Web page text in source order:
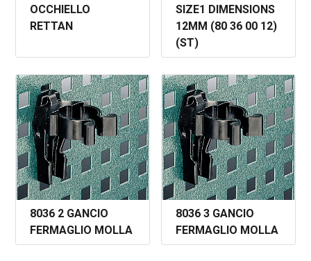
OCCHIELLO
RETTAN
SIZE1 DIMENSIONS
12MM (80 36 00 12)
(ST)
8036 2 GANCIO
FERMAGLIO MOLLA
8036 3 GANCIO
FERMAGLIO MOLLA